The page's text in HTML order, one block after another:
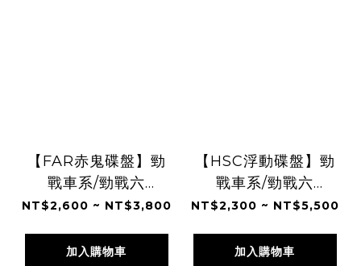
【FAR赤鬼碟盤】勁
戰車系/勁戰六
代/BWSR/BWSX/水
BWS/FORCE/JETS/SR/SL/DRG/MMBCU/
NT$2,600 ~ NT$3,800
加入購物車
【HSC浮動碟盤】勁
戰車系/勁戰六
代/BWSR/BWSX/水
BWS/FORCE/JETS/
NT$2,300 ~ NT$5,500
加入購物車